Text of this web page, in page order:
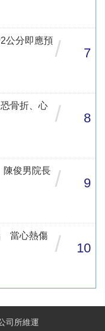
公分即應預 / 7
骨折、心
/ 8
俊男院長 / 9
當心熱傷
/ 10
司所維運